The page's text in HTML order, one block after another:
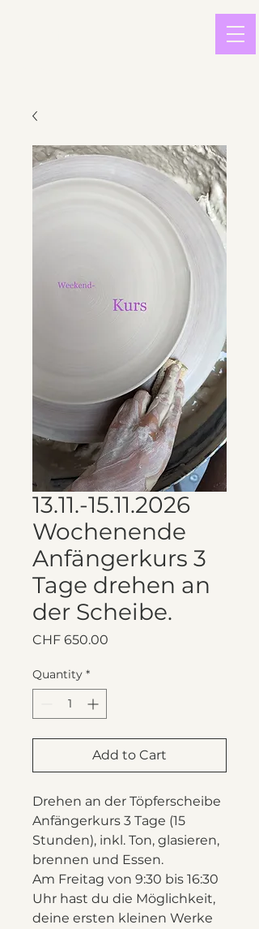
13.11.-15.11.2026
Wochenende
Anfängerkurs 3
Tage drehen an
der Scheibe.
CHF 650.00
Quantity *
Add to Cart
Drehen an der Töpferscheibe
Anfängerkurs 3 Tage (15
Stunden), inkl. Ton, glasieren,
brennen und Essen.
Am Freitag von 9:30 bis 16:30
Uhr hast du die Möglichkeit,
deine ersten kleinen Werke